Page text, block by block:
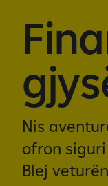
Nis
ofron
Blej